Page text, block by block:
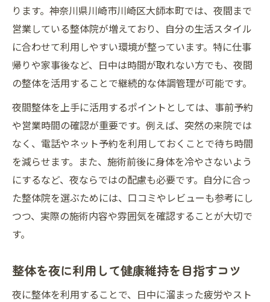
ります。神奈川県川崎市川崎区大師本町では、夜間まで
営業している整体院が増えており、自分の生活スタイル
に合わせて利用しやすい環境が整っています。特に仕事
帰りや家事後など、日中は時間が取れない方でも、夜間
の整体を活用することで継続的な体調管理が可能です。
夜間整体を上手に活用するポイントとしては、事前予約
や営業時間の確認が重要です。例えば、突然の来院では
なく、電話やネット予約を利用しておくことで待ち時間
を減らせます。また、施術前後に身体を冷やさないよう
にするなど、夜ならではの配慮も必要です。自分に合っ
た整体院を選ぶためには、口コミやレビューも参考にし
つつ、実際の施術内容や雰囲気を確認することが大切で
す。
整体を夜に利用して健康維持を目指すコツ
夜に整体を利用することで、日中に溜まった疲労やスト